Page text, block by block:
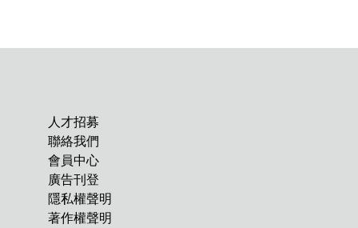
人才招募
聯絡我們
會員中心
廣告刊登
隱私權聲明
著作權聲明